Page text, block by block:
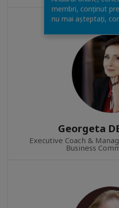
Georgeta
Executive Coach &
Business
membri, conținut
nu mai așteptați,